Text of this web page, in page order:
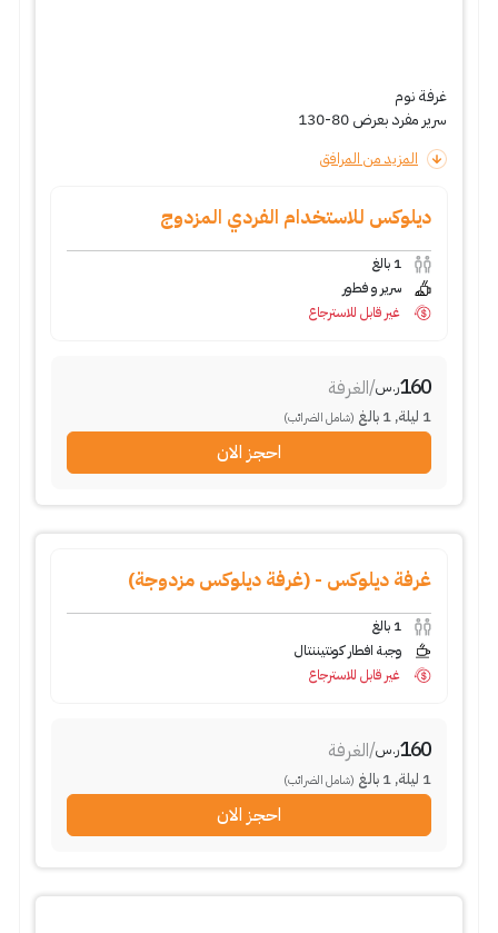
غرفة نوم
سرير مفرد بعرض 80-130
المزيد من المرافق
ديلوكس للاستخدام الفردي المزدوج
1 بالغ
سرير و فطور
غير قابل للاسترجاع
160ر.س/الغرفة
1 ليلة,
1 بالغ (شامل الضرائب)
احجز الان
غرفة ديلوكس - (غرفة ديلوكس مزدوجة)
1 بالغ
وجبة افطار كونتيننتال
غير قابل للاسترجاع
160ر.س/الغرفة
1 ليلة,
1 بالغ (شامل الضرائب)
احجز الان